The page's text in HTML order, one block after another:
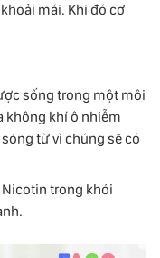
mái. Khi đó cơ
sống trong một môi
không khí ô nhiễm
từ vì chúng sẽ có
trong khói